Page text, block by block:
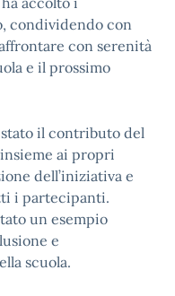
condividendo con
con serenità
e il prossimo
il contributo del
ai propri
dell’iniziativa e
i partecipanti.
un esempio
e
scuola.